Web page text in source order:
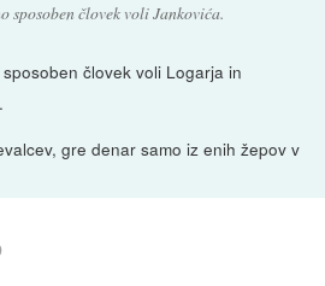
sposoben človek voli Jankovića.
človek voli Logarja in
.
gre denar samo iz enih žepov v